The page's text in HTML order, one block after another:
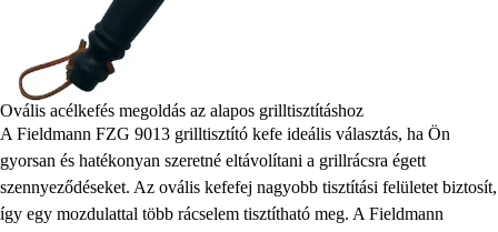
Ovális acélkefés megoldás az alapos grilltisztításhoz
A Fieldmann FZG 9013 grilltisztító kefe ideális választás, ha Ön
gyorsan és hatékonyan szeretné eltávolítani a grillrácsra égett
szennyeződéseket. Az ovális kefefej nagyobb tisztítási felületet biztosít,
így egy mozdulattal több rácselem tisztítható meg. A Fieldmann